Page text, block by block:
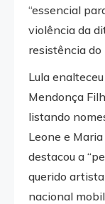
“essencial
violência da
resistência do
Lula
Mendonça
listando
Leone e
destacou a
querido
nacional